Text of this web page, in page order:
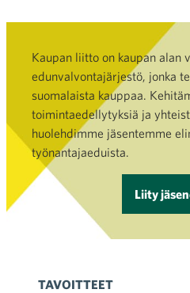
Kaupan liitto on kaupan alan
edunvalvontajärjestö, jonka
suomalaista kauppaa.
toimintaedellytyksiä ja
huolehdimme jäsentemme
työnantajaeduista.
Liity
TAVOITTEET